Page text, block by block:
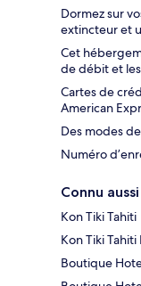
Dormez sur
extincteur et
Cet
de débit et
Cartes de
American
Des modes
Numéro
Connu
Kon Tiki Tahiti
Kon Tiki
Boutique